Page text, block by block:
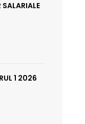
1 2026